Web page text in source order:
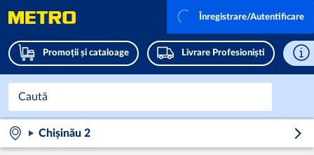
Promoții și cataloage Livrare Profesioniști
Înregistrare/Autentificare
Chișinău 2